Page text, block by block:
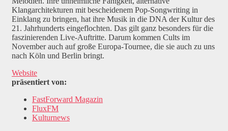
Klangarchitekturen mit bescheidenem Pop-Songwriting in
Einklang zu bringen, hat ihre Musik in die DNA der Kultur des
21. Jahrhunderts eingeflochten. Das gilt ganz besonders für die
faszinierenden Live-Auftritte. Darum kommen Cults im
November auch auf große Europa-Tournee, die sie auch zu uns
nach Köln und Berlin bringt.
Website
präsentiert von:
FastForward Magazin
FluxFM
Kulturnews